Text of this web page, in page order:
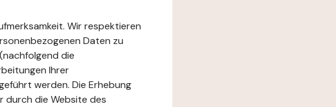
Wir respektieren
Daten zu
die
Ihrer
werden. Die Erhebung
durch die Website des